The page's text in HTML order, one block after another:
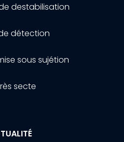
destabilisation
détection
sous sujétion
secte